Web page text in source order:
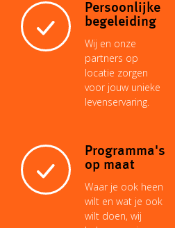
Persoonlijke
begeleiding
Wij en onze
partners op
locatie zorgen
voor jouw unieke
levenservaring.
Programma's
op maat
Waar je ook heen
wilt en wat je ook
wilt doen, wij